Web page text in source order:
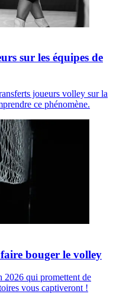
sur les équipes de
joueurs volley sur la
ce phénomène.
bouger le volley
2026 qui promettent de
vous captiveront !